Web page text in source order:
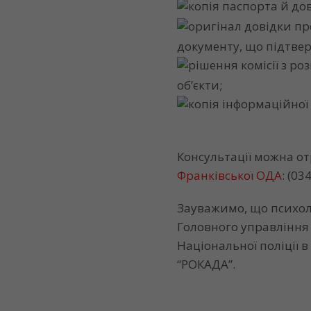
копія паспорта й
оригінал довідки
документу, що
рішення комісії з
об’єкти;
копія
Консультації можна
Франківської ОДА:
Зауважимо, що
Головного
Національної поліції
“РОКАДА”.